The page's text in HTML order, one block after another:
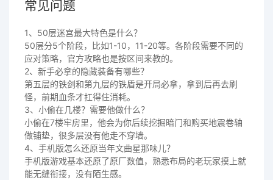
常见问题
1、50层迷宫最大特色是什么？
50层分5个阶段，比如1-10，11-20等。各阶段需要不同的
应对策略，官方攻略也是按区间来教的。
2、新手必拿的隐藏装备有哪些？
第五层的铁剑和第九层的铁盾是开局必拿，拿到后再去刷
怪，前期血条才扛得住消耗。
3、小偷在几楼？需要他做什么？
小偷在7楼牢房里，他会为你后续挖掘暗门和购买地震卷轴
做铺垫，很多层没有他走不穿墙。
4、手机版怎么还原当年文曲星那味儿？
手机版游戏基本还原了原厂数值，熟悉布局的老玩家摸上就
能无缝衔接，没有陌生感。